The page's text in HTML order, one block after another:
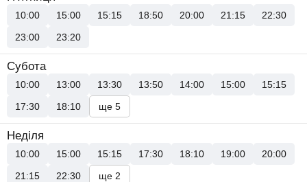
10:00 15:00 15:15 18:50 20:00 21:15
22:30
23:00
23:20
Субота
10:00 13:00 13:30 13:50 14:00 15:00
15:15
17:30
18:10 ще 5
Неділя
10:00 15:00 15:15 17:30 18:10 19:00
20:00
21:15
22:30 ще 2